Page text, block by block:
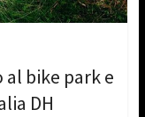
al bike park e
DH